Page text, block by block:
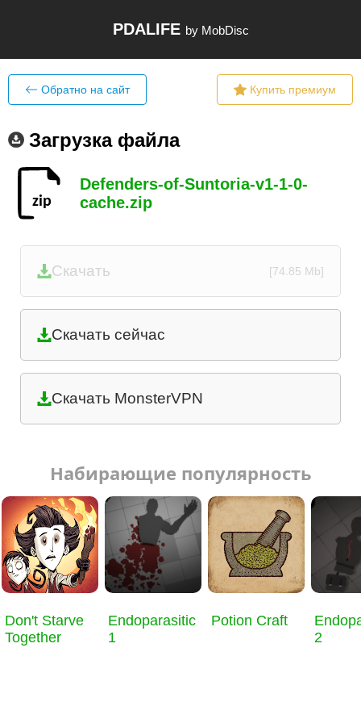
PDALIFE by MobDisc
Обратно на сайт Купить премиум
Загрузка файла
Defenders-of-Suntoria-v1-1-0-
cache.zip
Скачать [74.85 Mb]
Скачать сейчас
Скачать MonsterVPN
Набирающие популярность
Don't Starve
Together
Endoparasitic
1
Potion Craft
2